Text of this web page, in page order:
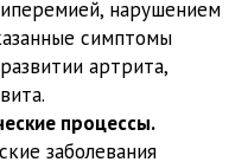
нарушением
симптомы
артрита,
процессы.
заболевания